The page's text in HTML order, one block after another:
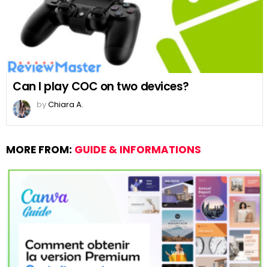
Can I play COC on two devices?
byChiara A.
MORE FROM: GUIDE & INFORMATIONS